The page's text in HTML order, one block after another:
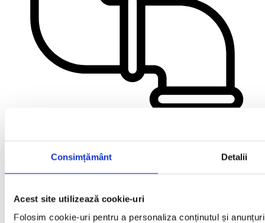
Consimțământ Detalii
Acest site utilizează cookie-uri
Folosim cookie-uri pentru a personaliza conținutul și